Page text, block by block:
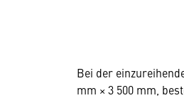
Bei der
mm × 3 500 mm,